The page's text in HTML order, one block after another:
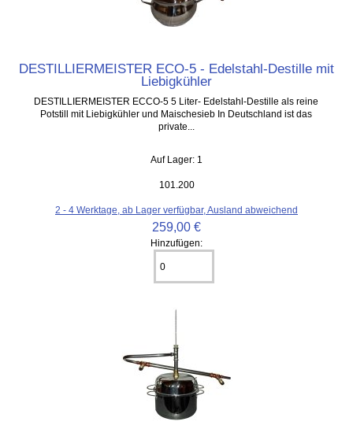
DESTILLIERMEISTER ECO-5 - Edelstahl-Destille mit
Liebigkühler
DESTILLIERMEISTER ECCO-5 5 Liter- Edelstahl-Destille als reine
Potstill mit Liebigkühler und Maischesieb In Deutschland ist das
private...
Auf Lager: 1
101.200
2 - 4 Werktage, ab Lager verfügbar, Ausland abweichend
259,00 €
Hinzufügen: